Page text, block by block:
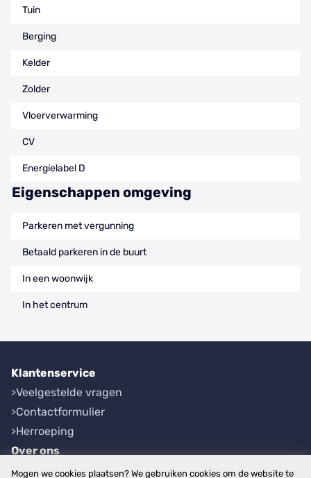
Tuin
Berging
Kelder
Zolder
Vloerverwarming
CV
Energielabel D
Eigenschappen omgeving
Parkeren met vergunning
Betaald parkeren in de buurt
In een woonwijk
In het centrum
Klantenservice
Veelgestelde vragen
Contactformulier
Herroeping
Over ons
Bedrijfsgegevens
Mogen we cookies plaatsen? We gebruiken cookies om de website te